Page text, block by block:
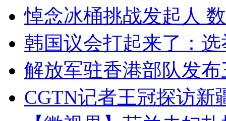
悼念冰桶挑战发起人
韩国议会打起来了：
解放军驻香港部队发
CGTN记者王冠探访新